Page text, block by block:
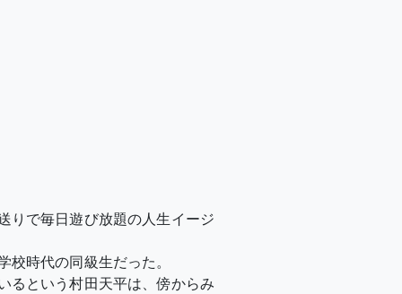
りで毎日遊び放題の人生イージ
時代の同級生だった。
るという村田天平は、傍からみ